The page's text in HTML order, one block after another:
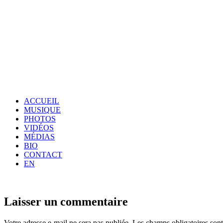
ACCUEIL
MUSIQUE
PHOTOS
VIDÉOS
MÉDIAS
BIO
CONTACT
EN
Laisser un commentaire